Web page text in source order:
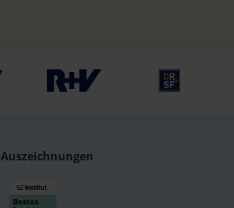
Auszeichnungen